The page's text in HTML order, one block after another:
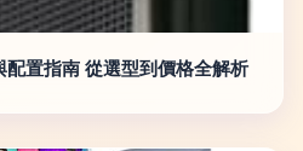
置指南 從選型到價格全解析